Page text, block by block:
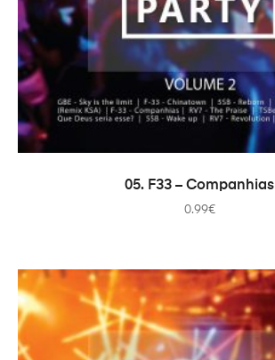
ADAUGĂ ÎN COȘ
05. F33 – Companhias
0.99€